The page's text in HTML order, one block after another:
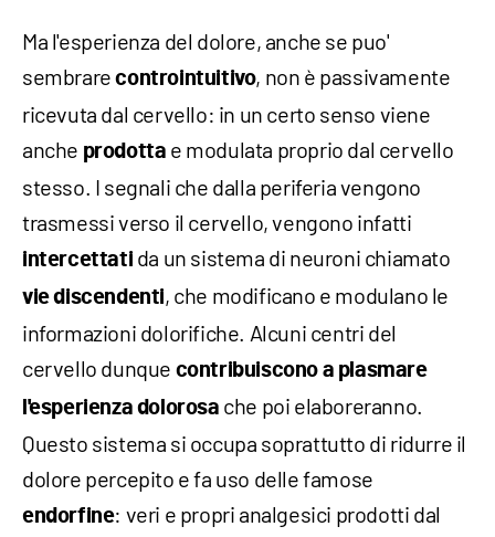
Ma l'esperienza del dolore, anche se puo'
sembrarecontrointuitivo, non è passivamente
ricevuta dal cervello: in un certo senso viene
anche prodotta e modulata proprio dal cervello
stesso. I segnali che dalla periferia vengono
trasmessi verso il cervello, vengono infatti
intercettati da un sistema di neuroni chiamato
vie discendenti, che modificano e modulano le
informazioni dolorifiche. Alcuni centri del
cervello dunque contribuiscono a plasmare
l'esperienza dolorosa che poi elaboreranno.
Questo sistema si occupa soprattutto di ridurre il
dolore percepito e fa uso delle famose
endorfine: veri e propri analgesici prodotti dal